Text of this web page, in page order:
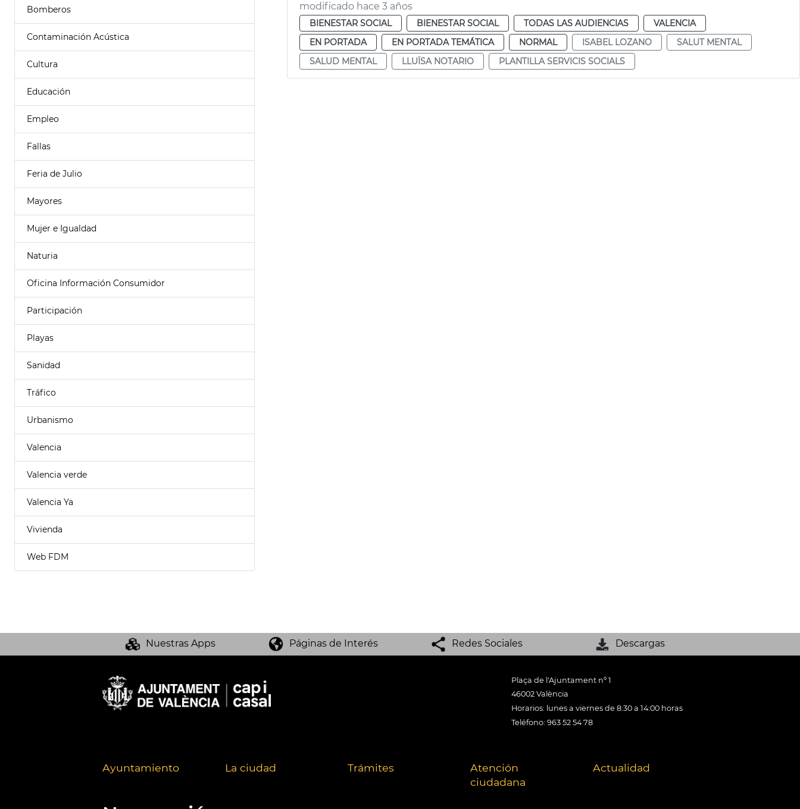
Bomberos
Contaminación Acústica
Cultura
Educación
Empleo
Fallas
Feria de Julio
Mayores
Mujer e Igualdad
Naturia
Oficina Información Consumidor
Participación
Playas
Sanidad
Tráfico
Urbanismo
Valencia
Valencia verde
Valencia Ya
Vivienda
Web FDM
modificado hace 3 años
BIENESTAR SOCIAL BIENESTAR SOCIAL TODAS LAS AUDIENCIAS
VALENCIA
EN PORTADA
EN PORTADA TEMÁTICA NORMAL ISABEL LOZANO
SALUT MENTAL
SALUD MENTAL
LLUÏSA NOTARIO PLANTILLA SERVICIS SOCIALS
Nuestras Apps Páginas de Interés Redes Sociales Descargas
Plaça de l'Ajuntament nº 1
46002 València
Horarios: lunes a viernes de 8:30 a 14:00 horas
Teléfono: 963 52 54 78
Ayuntamiento La ciudad Trámites
Atención
ciudadana
Actualidad